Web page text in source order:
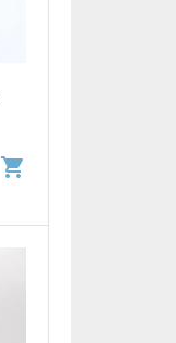
shopping_cart